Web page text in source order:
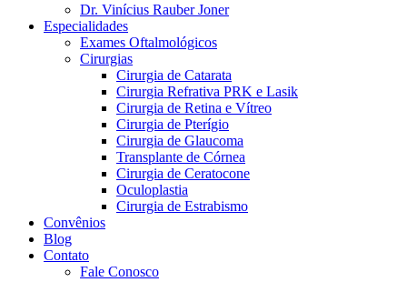
Dr. Vinícius Rauber Joner
Especialidades
Exames Oftalmológicos
Cirurgias
Cirurgia de Catarata
Cirurgia Refrativa PRK e Lasik
Cirurgia de Retina e Vítreo
Cirurgia de Pterígio
Cirurgia de Glaucoma
Transplante de Córnea
Cirurgia de Ceratocone
Oculoplastia
Cirurgia de Estrabismo
Convênios
Blog
Contato
Fale Conosco